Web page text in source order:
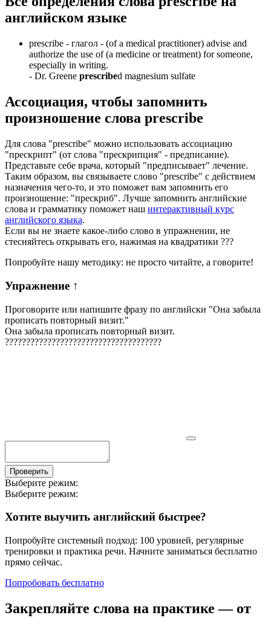
английском языке
prescribe - глагол - (of a medical practitioner) advise and
authorize the use of (a medicine or treatment) for someone,
especially in writing.
- Dr. Greene prescribed magnesium sulfate
Ассоциация, чтобы запомнить
произношение слова prescribe
Для слова "prescribe" можно использовать ассоциацию
"прескрипт" (от слова "прескрипция" - предписание).
Представьте себе врача, который "предписывает" лечение.
Таким образом, вы связываете слово "prescribe" с действием
назначения чего-то, и это поможет вам запомнить его
произношение: "прескриб". Лучше запомнить английские
слова и грамматику поможет наш интерактивный курс
английского языка.
Если вы не знаете какое-либо слово в упражнении, не
стесняйтесь открывать его, нажимая на квадратики ???
Попробуйте нашу методику: не просто читайте, а говорите!
Упражнение ↑
Проговорите или напишите фразу по английски "Она забыла
прописать повторный визит."
Она забыла прописать повторный визит.
?????????????????????????????????????
Проверить
Выберите режим:
Выберите режим:
Хотите выучить английский быстрее?
Попробуйте системный подход: 100 уровней, регулярные
тренировки и практика речи. Начните заниматься бесплатно
прямо сейчас.
Попробовать бесплатно
Закрепляйте слова на практике — от